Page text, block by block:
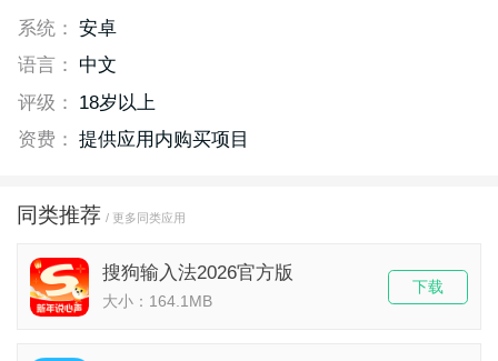
系统： 安卓
语言：
中文
评级：
18岁以上
资费： 提供应用内购买项目
同类推荐 / 更多同类应用
搜狗输入法2026官方版
大小：164.1MB
下载